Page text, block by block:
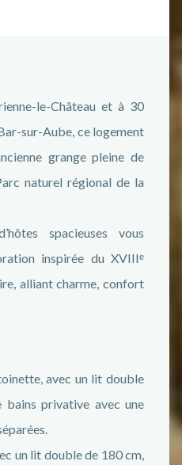
le-Château et à 30
sur-Aube, ce logement
grange pleine de
naturel régional de la
spacieuses vous
inspirée du XVIIIᵉ
alliant charme, confort
avec un lit double
bains privative avec une
un lit double de 180 cm,